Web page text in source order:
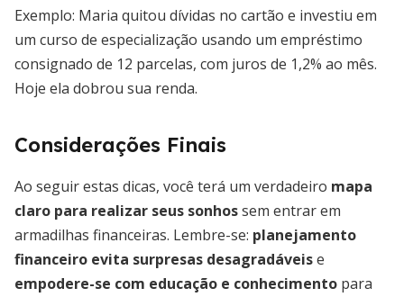
Exemplo: Maria quitou dívidas no cartão e investiu em
um curso de especialização usando um empréstimo
consignado de 12 parcelas, com juros de 1,2% ao mês.
Hoje ela dobrou sua renda.
Considerações Finais
Ao seguir estas dicas, você terá um verdadeiro mapa
claro para realizar seus sonhossem entrar em
armadilhas financeiras. Lembre-se: planejamento
financeiro evita surpresas desagradáveise
empodere-se com educação e conhecimento para